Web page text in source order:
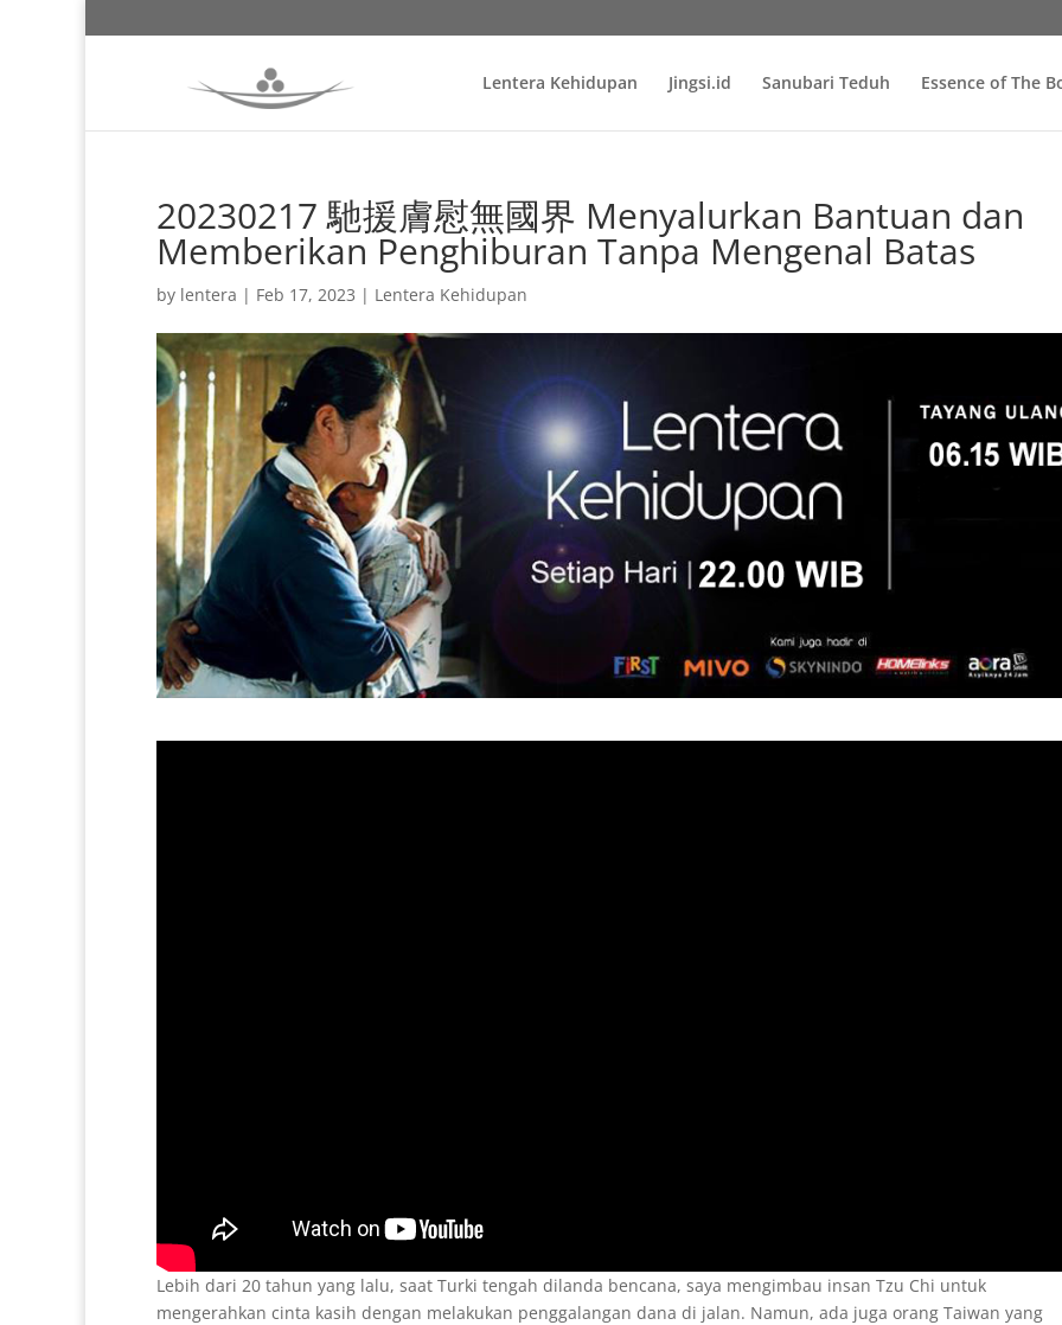
Lentera Kehidupan Jingsi.id Sanubari Teduh Essence of The
20230217 馳援膚慰無國界 Menyalurkan Bantuan dan
Memberikan Penghiburan Tanpa Mengenal Batas
by lentera | Feb 17, 2023 | Lentera Kehidupan
Lebih dari 20 tahun yang lalu, saat Turki tengah dilanda bencana, saya mengimbau insan Tzu Chi untuk
mengerahkan cinta kasih dengan melakukan penggalangan dana di jalan. Namun, ada juga orang Taiwan yang